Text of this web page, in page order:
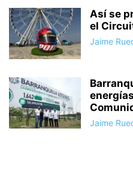
Así se
el
Jaime
Jaime